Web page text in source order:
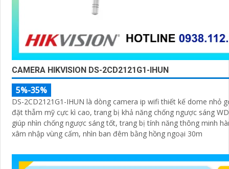
CAMERA HIKVISION DS-2CD2121G1-IHUN
5%-35%
DS-2CD2121G1-IHUN là dòng camera ip wifi thiết kế dome nhỏ
đặt thẫm mỹ cực kì cao, trang bị khả năng chống ngược sáng
giúp nhìn chống ngược sáng tốt, trang bị tính năng thông minh
xâm nhập vùng cấm, nhìn ban đêm bằng hồng ngoại 30m